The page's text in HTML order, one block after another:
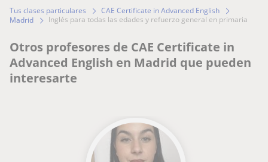
Tus clases particulares
CAE Certificate in Advanced English
Madrid
inglés para todas las edades y refuerzo general en primaria
Otros profesores de CAE Certificate in
Advanced English en Madrid que pueden
interesarte